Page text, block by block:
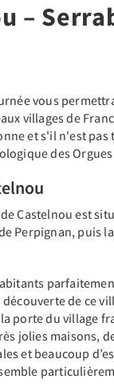
–
vous
villages de
et s'il n'est
des
Castelnou est
Perpignan, puis
de ce
porte du village
jolies maisons,
et beaucoup